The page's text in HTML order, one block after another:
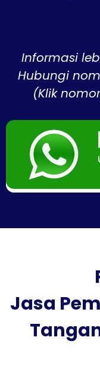
Informasi
Hubungi
(Klik
Jasa